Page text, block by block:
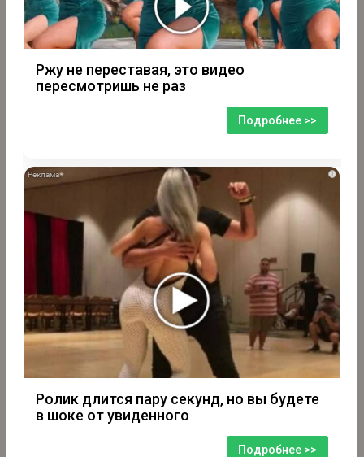
Ржу не переставая, это видео
пересмотришь не раз
Подробнее >>
i
Ролик длится пару секунд, но вы будете
в шоке от увиденного
Подробнее >>